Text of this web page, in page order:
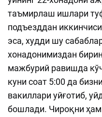
таъмирлаш ишлари
подъезддан
эса, худди шу
хонадонимиздан
мажбурий равишда
куни соат 5:00 да
вакиллари уйғотиб,
бошлади. Чироқни